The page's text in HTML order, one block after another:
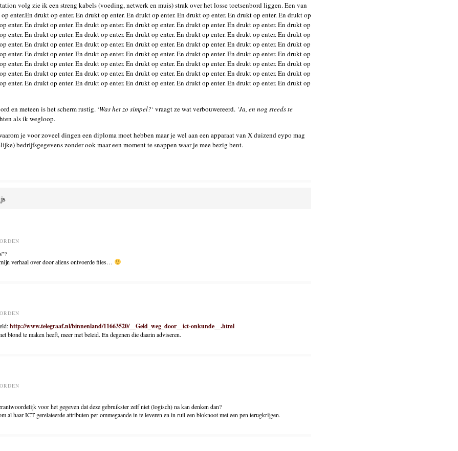
volg zie ik een streng kabels (voeding, netwerk en muis) strak over het losse toetsenbord liggen. Een van
enter.En drukt op enter. En drukt op enter. En drukt op enter. En drukt op enter. En drukt op enter. En drukt op
enter. En drukt op enter. En drukt op enter. En drukt op enter. En drukt op enter. En drukt op enter. En drukt op
enter. En drukt op enter. En drukt op enter. En drukt op enter. En drukt op enter. En drukt op enter. En drukt op
enter. En drukt op enter. En drukt op enter. En drukt op enter. En drukt op enter. En drukt op enter. En drukt op
enter. En drukt op enter. En drukt op enter. En drukt op enter. En drukt op enter. En drukt op enter. En drukt op
enter. En drukt op enter. En drukt op enter. En drukt op enter. En drukt op enter. En drukt op enter. En drukt op
enter. En drukt op enter. En drukt op enter. En drukt op enter. En drukt op enter. En drukt op enter. En drukt op
enter. En drukt op enter. En drukt op enter. En drukt op enter. En drukt op enter. En drukt op enter. En drukt op
en meteen is het scherm rustig. ‘Was het zo simpel?‘ vraagt ze wat verbouwereerd. ‘Ja, en nog steeds te
als ik wegloop.
je voor zoveel dingen een diploma moet hebben maar je wel aan een apparaat van X duizend eypo mag
bedrijfsgegevens zonder ook maar een moment te snappen waar je mee bezig bent.
verhaal over door aliens ontvoerde files…
http://www.telegraaf.nl/binnenland/11663520/__Geld_weg_door__ict-onkunde__.html
blond te maken heeft, meer met beleid. En degenen die daarin adviseren.
voor het gegeven dat deze gebruikster zelf niet (logisch) na kan denken dan?
al haar ICT gerelateerde attributen per ommegaande in te leveren en in ruil een bloknoot met een pen terugkrijgen.